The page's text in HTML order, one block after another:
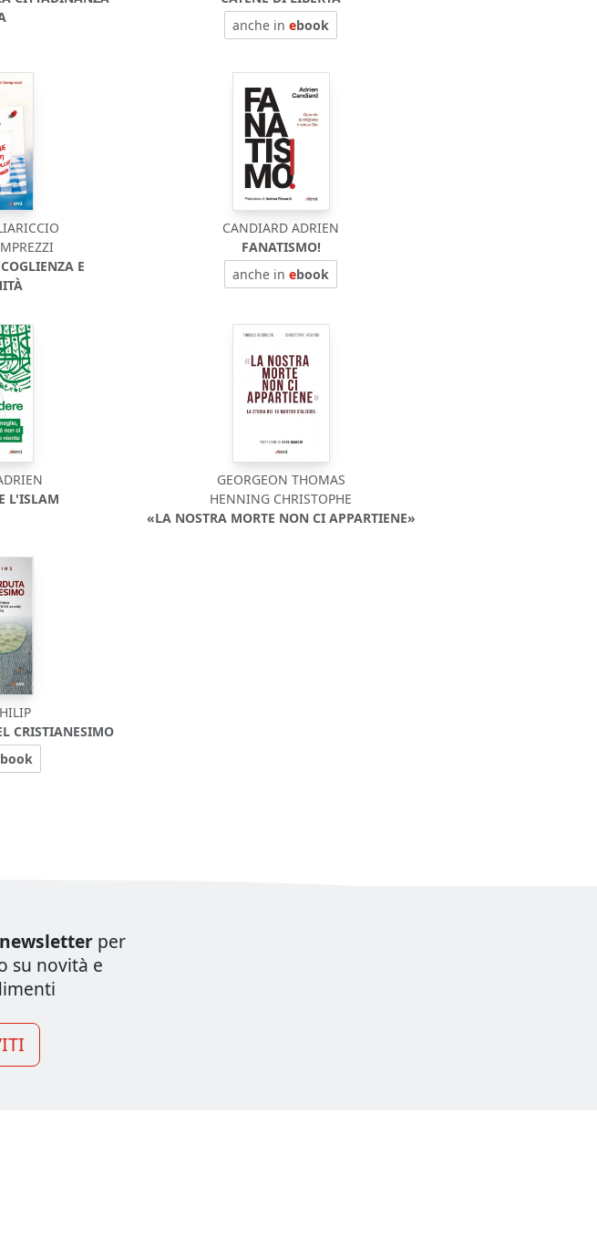
anche inebook
E
CANDIARD ADRIEN
FANATISMO!
anche inebook
L'ISLAM
GEORGEON THOMAS
HENNING CHRISTOPHE
«LA NOSTRA MORTE NON CI APPARTIENE»
CRISTIANESIMO
book
newsletter per
su novità e